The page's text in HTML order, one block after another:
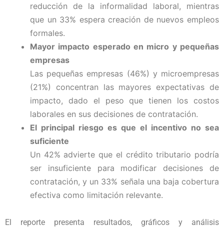
reducción de la informalidad laboral, mientras
que un 33% espera creación de nuevos empleos
formales.
Mayor impacto esperado en micro y pequeñas
empresas
Las pequeñas empresas (46%) y microempresas
(21%) concentran las mayores expectativas de
impacto, dado el peso que tienen los costos
laborales en sus decisiones de contratación.
El principal riesgo es que el incentivo no sea
suficiente
Un 42% advierte que el crédito tributario podría
ser insuficiente para modificar decisiones de
contratación, y un 33% señala una baja cobertura
efectiva como limitación relevante.
El reporte presenta resultados, gráficos y análisis